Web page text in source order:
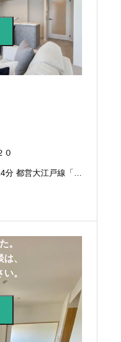
０
分 都営大江戸線「光
。
、
。